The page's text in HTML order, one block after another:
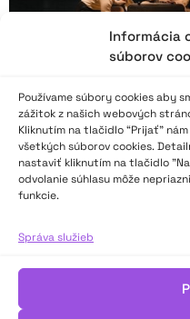
Informácia
súborov
Používame súbory cookies aby
zážitok z našich webových
Kliknutím na tlačidlo “Prijať”
všetkých súborov cookies.
nastaviť kliknutím na tlačidlo
odvolanie súhlasu môže
funkcie.
Správa služieb
Objektívny a
vychádzajúcich z
„Odosobnenosť objektivity
nevyhnutnej chronológii nie
vnútorným princípom textu.
absolútne rozbitej
liniek, kde je podstatný
historických časoch, ale v